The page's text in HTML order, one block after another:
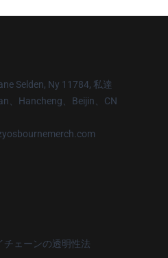
Selden, Ny 11784, 私達
、Hancheng、Beijin、CN
チェーンの透明性法